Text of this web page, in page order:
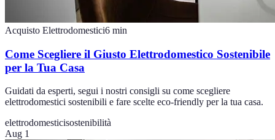
Acquisto Elettrodomestici6 min
Come Scegliere il Giusto Elettrodomestico Sostenibile
per la Tua Casa
Guidati da esperti, segui i nostri consigli su come scegliere
elettrodomestici sostenibili e fare scelte eco-friendly per la tua casa.
elettrodomesticisostenibilità
Aug 1